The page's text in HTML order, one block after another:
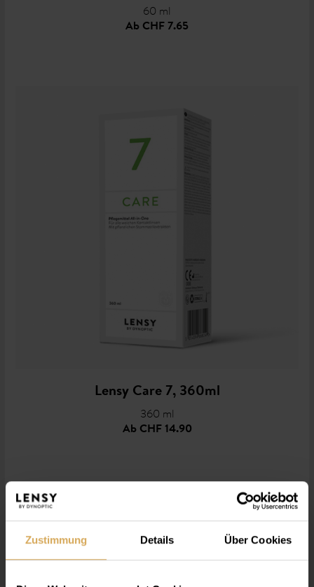
Zustimmung Details Über Cookies
60 ml
Ab CHF 7.65
Lensy Care 7, 360ml
360 ml
AbCHF 14.90